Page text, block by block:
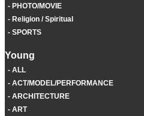
PHOTO/MOVIE
Religion / Spiritual
SPORTS
Young
ALL
ACT/MODEL/PERFORMANCE
ARCHITECTURE
ART